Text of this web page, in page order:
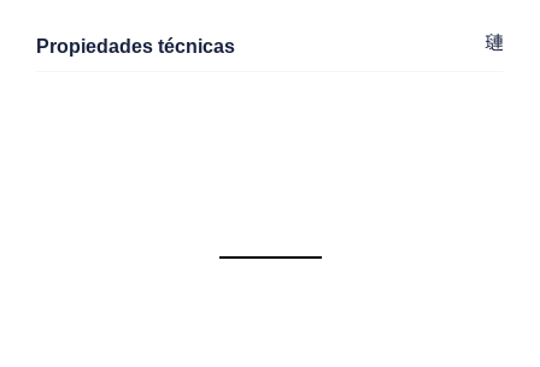
Propiedades técnicas